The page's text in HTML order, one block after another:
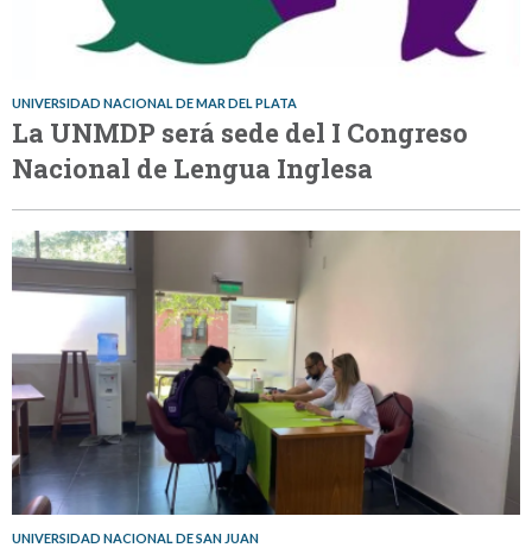
UNIVERSIDAD NACIONAL DE MAR DEL PLATA
La UNMDP será sede del I Congreso
Nacional de Lengua Inglesa
UNIVERSIDAD NACIONAL DE SAN JUAN